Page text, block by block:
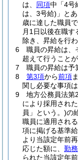
は、 同項中「4号
は、3号給) 」と
歳に達した職員
月1日以後在職
除き、昇給を行わ
6
職員の昇給は、
超えて行うことが
7
職員の昇給は予
8
第3項から前項
関し必要な事項
9
地方公務員法第
により採用され
員」という。)の
職員に適用され
項に掲げる基準
より当該定年前
応じた額に、 勤
られた当該定年